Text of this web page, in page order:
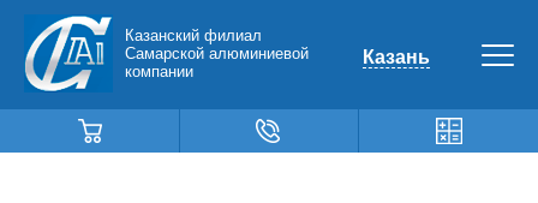
Казанский филиал
Самарской алюминиевой
компании
Казань